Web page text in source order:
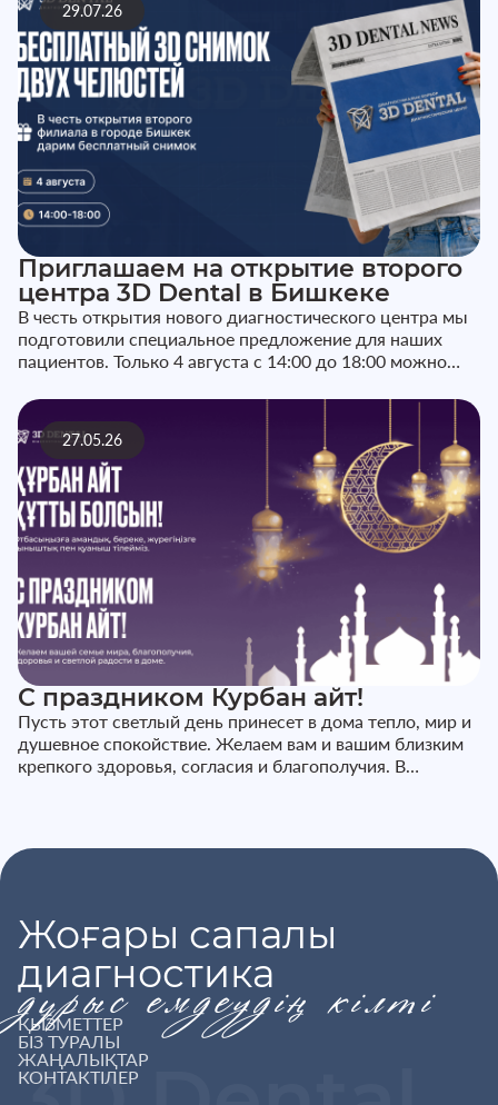
29.07.26
Приглашаем на открытие второго
центра 3D Dental в Бишкеке
В честь открытия нового диагностического центра мы
подготовили специальное предложение для наших
пациентов. Только 4 августа с 14:00 до 18:00 можно
27.05.26
С праздником Курбан айт!
Пусть этот светлый день принесет в дома тепло, мир и
душевное спокойствие. Желаем вам и вашим близким
крепкого здоровья, согласия и благополучия. В
Жоғары сапалы
диагностика
дұрыс емдеудің кілті
ҚЫЗМЕТТЕР
БІЗ ТУРАЛЫ
ЖАҢАЛЫҚТАР
КОНТАКТІЛЕР